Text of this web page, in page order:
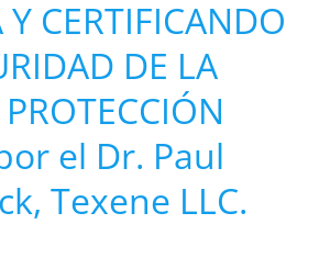
Y CERTIFICANDO
DE LA
el Dr. Paul
Texene LLC.